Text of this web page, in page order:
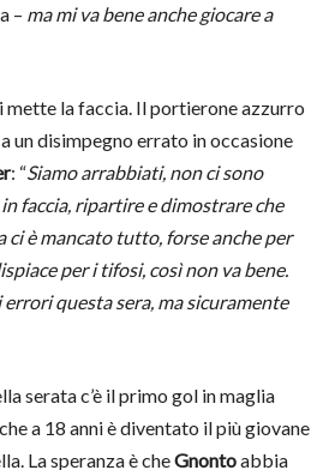
– ma mi va bene anche giocare a
mette la faccia. Il portierone azzurro
un disimpegno errato in occasione
: “Siamo arrabbiati, non ci sono
faccia, ripartire e dimostrare che
ci è mancato tutto, forse anche per
per i tifosi, così non va bene.
questa sera, ma sicuramente
serata c’è il primo gol in maglia
a 18 anni è diventato il più giovane
La speranza è cheGnontoabbia